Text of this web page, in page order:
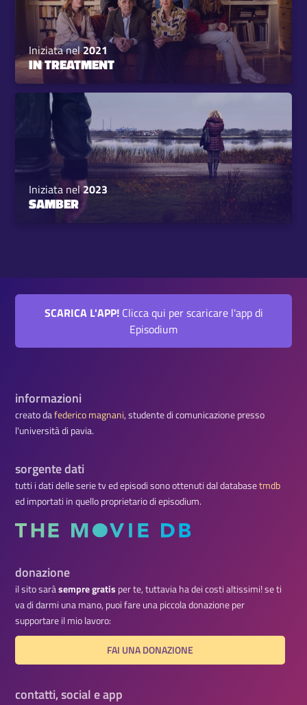
Iniziata nel2021
IN TREATMENT
Iniziata nel2023
SAMBER
SCARICA L'APP!Clicca qui per scaricare l'app di
Episodium
informazioni
creato dafederico magnani, studente di comunicazione presso
l'università di pavia.
sorgente dati
tutti i dati delle serie tv ed episodi sono ottenuti dal databasetmdb
ed importati in quello proprietario di episodium.
donazione
il sito saràsempre gratis per te, tuttavia ha dei costi altissimi! se ti
va di darmi una mano, puoi fare una piccola donazione per
supportare il mio lavoro:
FAI UNA DONAZIONE
contatti, social e app